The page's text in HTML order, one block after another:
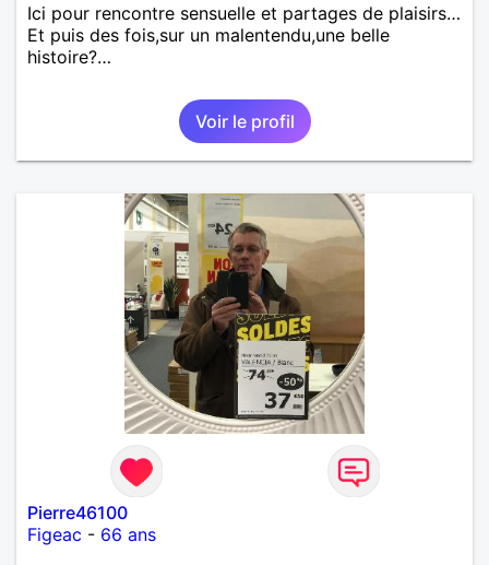
Ici pour rencontre sensuelle et partages de plaisirs…
Et puis des fois,sur un malentendu,une belle
histoire?…
Voir le profil
Pierre46100
Figeac - 66 ans